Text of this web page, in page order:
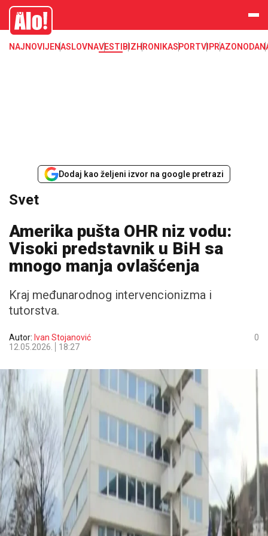
Svet, Ruske vesti, Planeta, Region
Alo
NAJNOVIJENASLOVNAVESTI BIZHRONIKASPORTVIPRAZONODA
Dodaj kao željeni izvor na google pretrazi
Svet
Amerika pušta OHR niz vodu:
Visoki predstavnik u BiH sa
mnogo manja ovlašćenja
Kraj međunarodnog intervencionizma i
tutorstva.
Autor: Ivan Stojanović
12.05.2026.
18:27
0